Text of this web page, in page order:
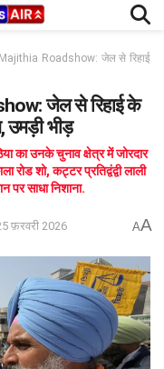
Roadshow: जेल से रिहाई
जेल से रिहाई के
उमड़ी भीड़
का उनके चुनाव क्षेत्र में जोरदार
शो, कट्टर प्रतिद्वंद्वी लाली
पर साधा निशाना.
फ़रवरी 2026 AA